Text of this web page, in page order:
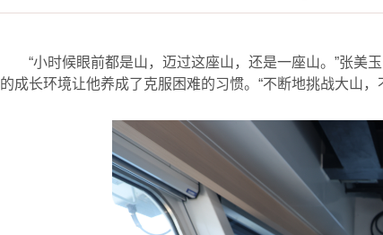
“小时候眼前都是山，迈过这座山，还是一座山。”张美玉
的成长环境让他养成了克服困难的习惯。“不断地挑战大山，